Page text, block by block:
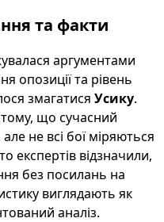
та факти
аргументами
опозиції та рівень
змагатися Усику.
що сучасний
не всі бої міряються
експертів відзначили,
без посилань на
виглядають як
аналіз.